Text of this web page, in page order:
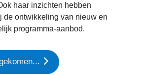
haar inzichten hebben
de ontwikkeling van nieuw en
programma-aanbod.